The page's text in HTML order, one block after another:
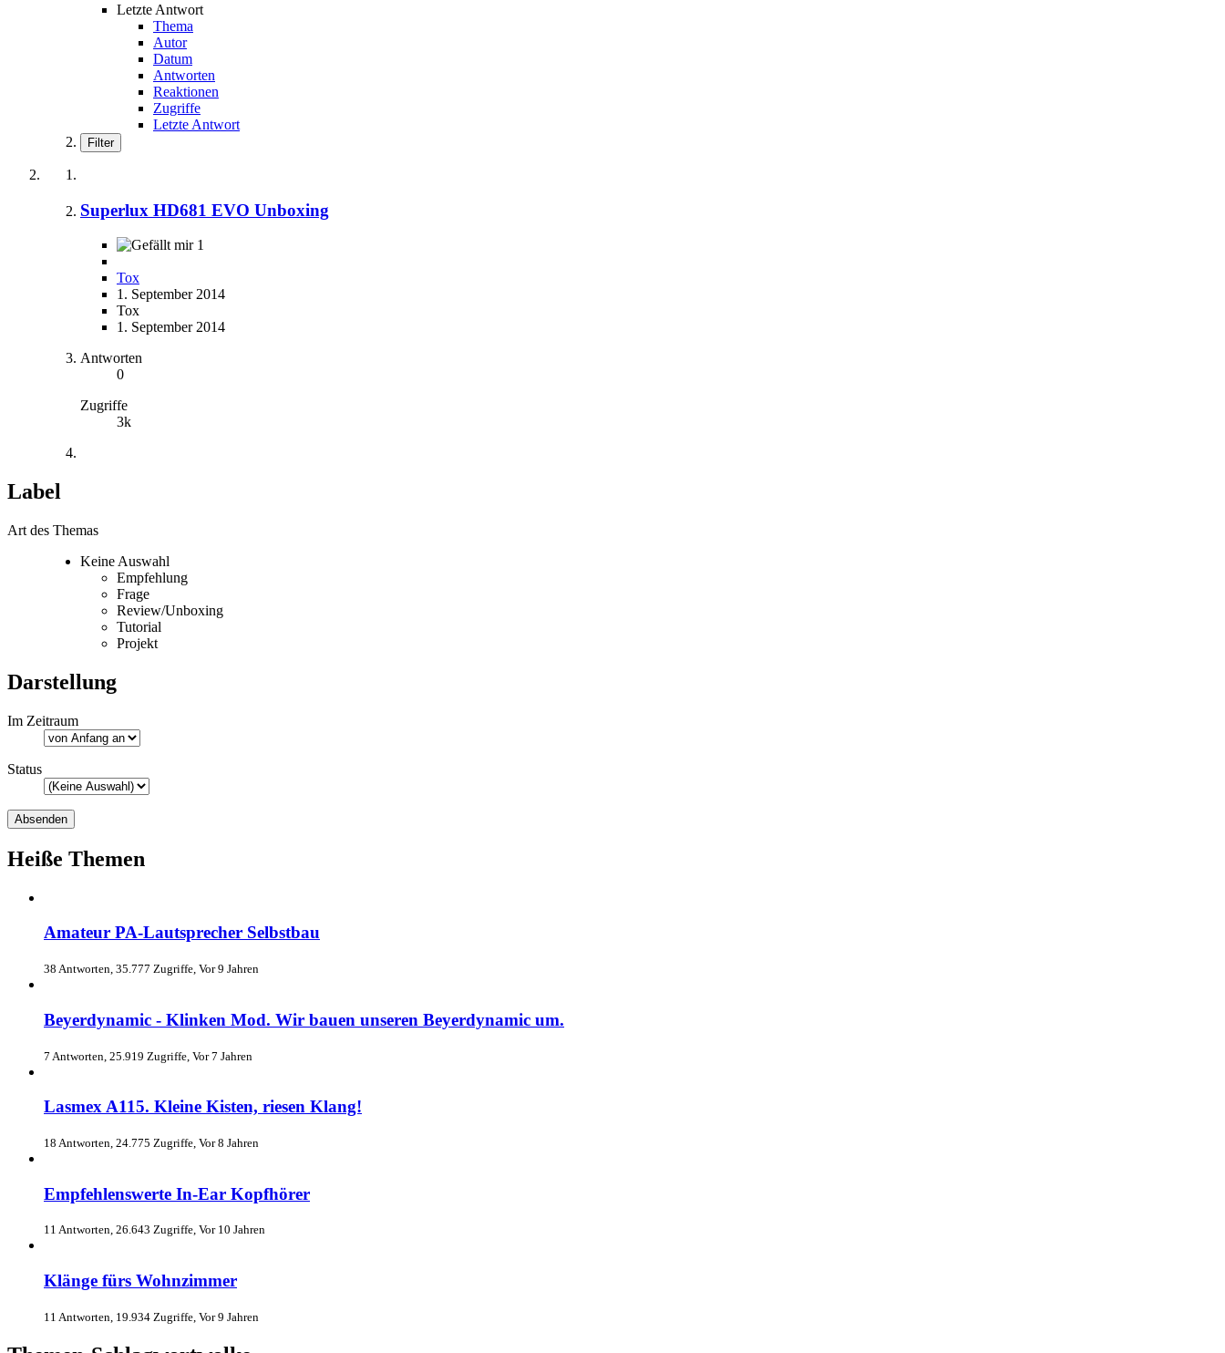
Letzte Antwort
Thema
Autor
Datum
Antworten
Reaktionen
Zugriffe
Letzte Antwort
Filter
Superlux HD681 EVO Unboxing
1
Tox
1. September 2014
Tox
1. September 2014
Antworten
0
Zugriffe
3k
Label
Art des Themas
Keine Auswahl
Empfehlung
Frage
Review/Unboxing
Tutorial
Projekt
Darstellung
Im Zeitraum
Status
Heiße Themen
Amateur PA-Lautsprecher Selbstbau
38 Antworten, 35.777 Zugriffe, Vor 9 Jahren
Beyerdynamic - Klinken Mod. Wir bauen unseren Beyerdynamic um.
7 Antworten, 25.919 Zugriffe, Vor 7 Jahren
Lasmex A115. Kleine Kisten, riesen Klang!
18 Antworten, 24.775 Zugriffe, Vor 8 Jahren
Empfehlenswerte In-Ear Kopfhörer
11 Antworten, 26.643 Zugriffe, Vor 10 Jahren
Klänge fürs Wohnzimmer
11 Antworten, 19.934 Zugriffe, Vor 9 Jahren